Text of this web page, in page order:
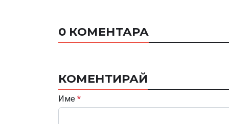
0 КОМЕНТАРА
КОМЕНТИРАЙ
Име *